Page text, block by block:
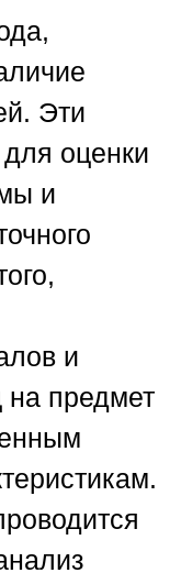
Эти
оценки
и
и
на предмет